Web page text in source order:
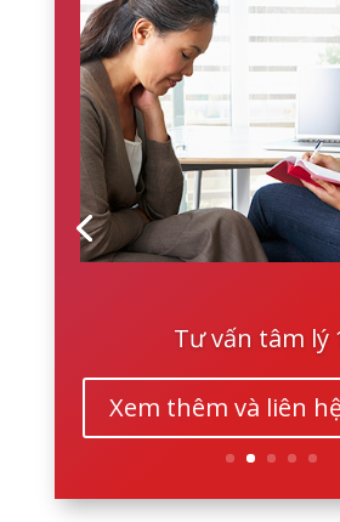
Tư vấn tâm lý
Xem thêm và liên